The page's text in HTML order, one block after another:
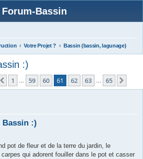
Forum-Bassin
Votre Projet ? Bassin (bassin, lagunage)
:)
61 sur 65
Précédente
1 59 60 61 62 63 65
Bassin :)
pot de fleur et de la terre du jardin, le
qui adorent fouiller dans le pot et casser